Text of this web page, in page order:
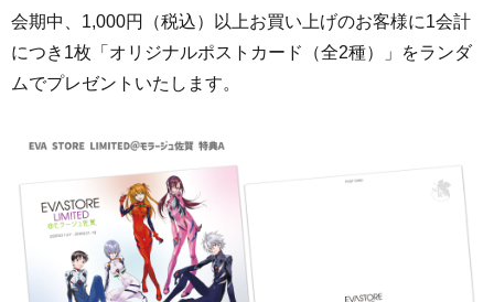
会期中、1,000円（税込）以上お買い上げのお客様に1会計
につき1枚「オリジナルポストカード（全2種）」をランダ
ムでプレゼントいたします。